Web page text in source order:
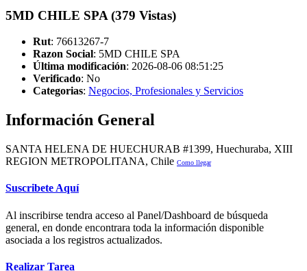
5MD CHILE SPA (379 Vistas)
Rut: 76613267-7
Razon Social: 5MD CHILE SPA
Última modificación: 2026-08-06 08:51:25
Verificado: No
Categorias: Negocios, Profesionales y Servicios
Información General
SANTA HELENA DE HUECHURAB #1399, Huechuraba, XIII
REGION METROPOLITANA, Chile Como llegar
Suscribete Aquí
Al inscribirse tendra acceso al Panel/Dashboard de búsqueda
general, en donde encontrara toda la información disponible
asociada a los registros actualizados.
Realizar Tarea